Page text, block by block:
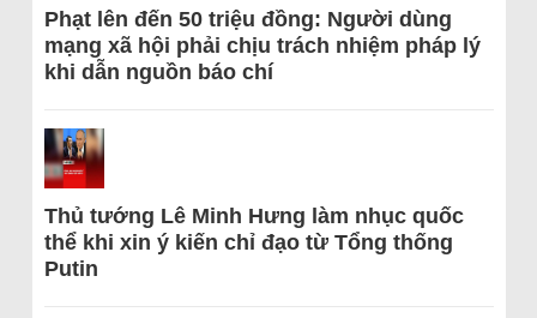
Phạt lên đến 50 triệu đồng: Người dùng
mạng xã hội phải chịu trách nhiệm pháp lý
khi dẫn nguồn báo chí
Thủ tướng Lê Minh Hưng làm nhục quốc
thể khi xin ý kiến chỉ đạo từ Tổng thống
Putin